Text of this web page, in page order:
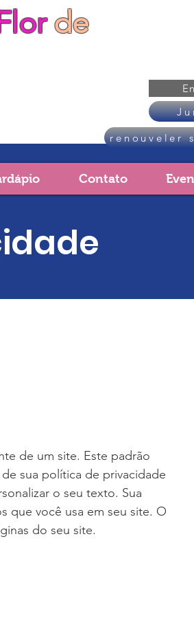
de
Contato
renouveler
de um site. Este padrão
sua política de privacidade
o seu texto. Sua
que você usa em seu site. O
do seu site.